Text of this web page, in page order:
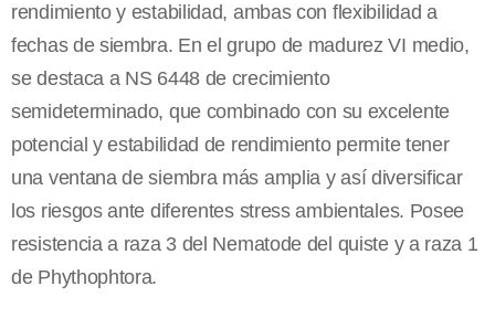
rendimiento y estabilidad, ambas con flexibilidad a
fechas de siembra. En el grupo de madurez VI medio,
se destaca a NS 6448 de crecimiento
semideterminado, que combinado con su excelente
potencial y estabilidad de rendimiento permite tener
una ventana de siembra más amplia y así diversificar
los riesgos ante diferentes stress ambientales. Posee
resistencia a raza 3 del Nematode del quiste y a raza 1
de Phythophtora.